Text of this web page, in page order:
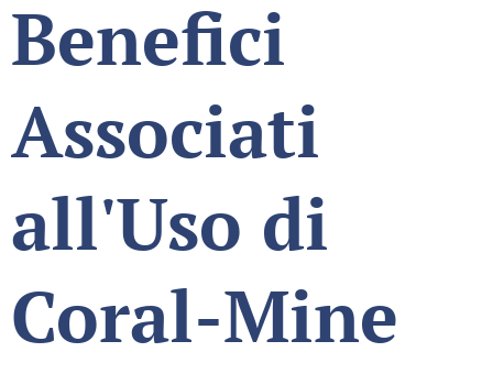
Benefici
Associati
all'Uso di
Coral-Mine